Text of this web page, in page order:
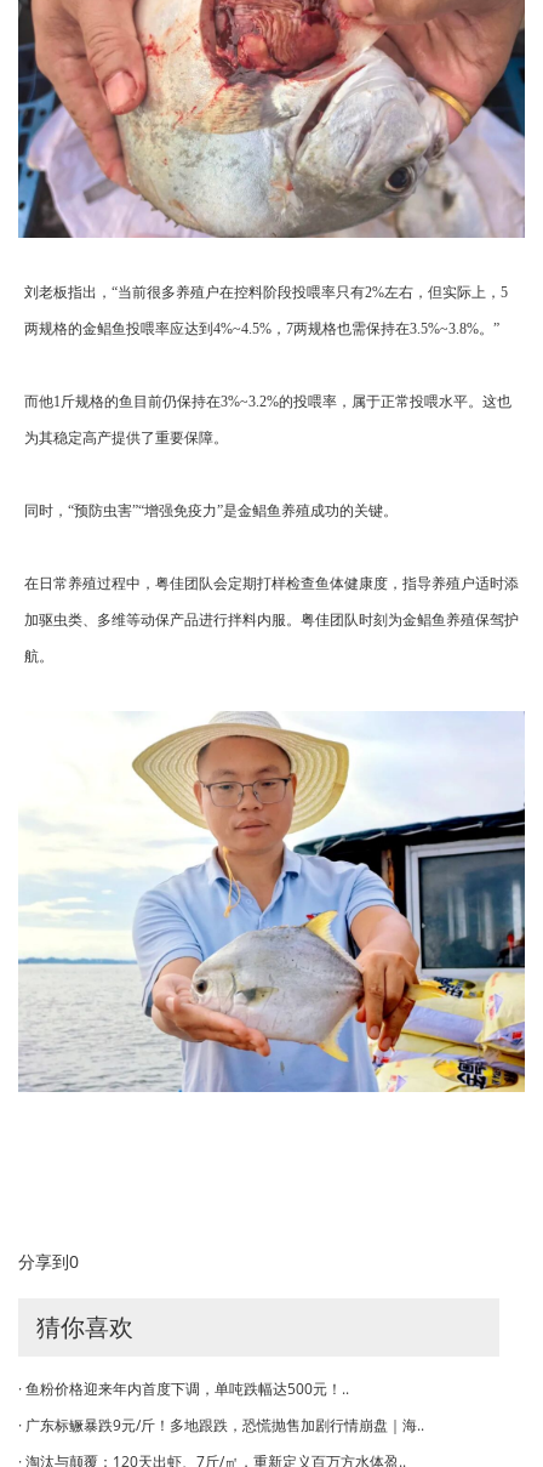
刘老板指出，“当前很多养殖户在控料阶段投喂率只有2%左右，但实际上，5
两规格的金鲳鱼投喂率应达到4%~4.5%，7两规格也需保持在3.5%~3.8%。”
而他1斤规格的鱼目前仍保持在3%~3.2%的投喂率，属于正常投喂水平。这也
为其稳定高产提供了重要保障。
同时，“预防虫害”“增强免疫力”是金鲳鱼养殖成功的关键。
在日常养殖过程中，粤佳团队会定期打样检查鱼体健康度，指导养殖户适时添
加驱虫类、多维等动保产品进行拌料内服。粤佳团队时刻为金鲳鱼养殖保驾护
航。
分享到0
猜你喜欢
· 鱼粉价格迎来年内首度下调，单吨跌幅达500元！..
· 广东标鳜暴跌9元/斤！多地跟跌，恐慌抛售加剧行情崩盘｜海..
· 淘汰与颠覆：120天出虾、7斤/㎡，重新定义百万方水体盈..